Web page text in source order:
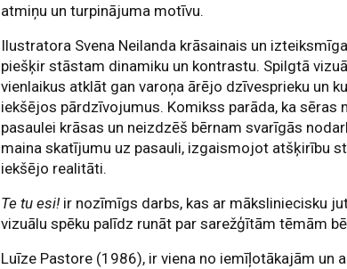
atmiņu un turpinājuma motīvu.
Ilustratora Svena Neilanda krāsainais un
piešķir stāstam dinamiku un kontrastu. Spilgtā
vienlaikus atklāt gan varoņa ārējo dzīvesprieku un
iekšējos pārdzīvojumus. Komikss parāda, ka sēras
pasaulei krāsas un neizdzēš bērnam svarīgās
maina skatījumu uz pasauli, izgaismojot atšķirību
iekšējo realitāti.
Te tu esi! ir nozīmīgs darbs, kas ar māksliniecisku
vizuālu spēku palīdz runāt par sarežģītām tēmām
Luīze Pastore (1986), ir viena no iemīļotākajām un